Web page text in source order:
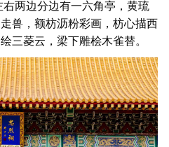
两边分边有一六角亭，黄琉
兽，额枋沥粉彩画，枋心描西
三菱云，梁下雕桧木雀替。